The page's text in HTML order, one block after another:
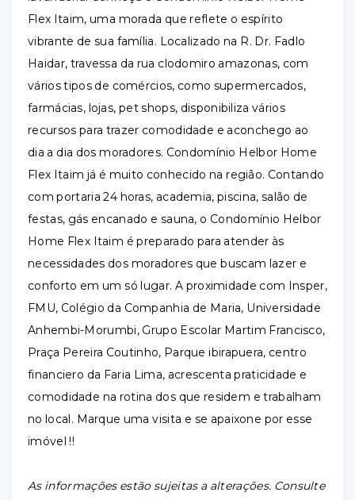
Flex Itaim, uma morada que reflete o espírito
vibrante de sua família. Localizado na R. Dr. Fadlo
Haidar, travessa da rua clodomiro amazonas, com
vários tipos de comércios, como supermercados,
farmácias, lojas, pet shops, disponibiliza vários
recursos para trazer comodidade e aconchego ao
dia a dia dos moradores. Condomínio Helbor Home
Flex Itaim já é muito conhecido na região. Contando
com portaria 24 horas, academia, piscina, salão de
festas, gás encanado e sauna, o Condomínio Helbor
Home Flex Itaim é preparado para atender às
necessidades dos moradores que buscam lazer e
conforto em um só lugar. A proximidade com Insper,
FMU, Colégio da Companhia de Maria, Universidade
Anhembi-Morumbi, Grupo Escolar Martim Francisco,
Praça Pereira Coutinho, Parque ibirapuera, centro
financiero da Faria Lima, acrescenta praticidade e
comodidade na rotina dos que residem e trabalham
no local. Marque uma visita e se apaixone por esse
imóvel !!
As informações estão sujeitas a alterações. Consulte